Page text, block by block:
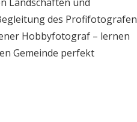
des Profifotografen
Hobbyfotograf – lernen
Gemeinde perfekt